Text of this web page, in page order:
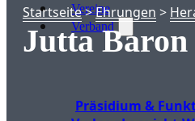
Vereine
Verband
Präsidium &
Startseite>Ehrungen >
Jutta Baron